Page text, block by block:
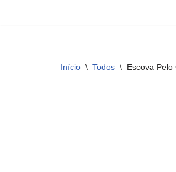
Início \ Todos \ Escova